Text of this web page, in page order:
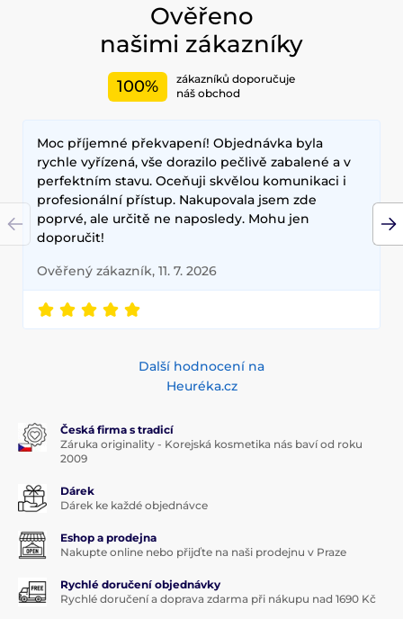
opalovacími krémy. Doporučujeme také vyzkoušet péči o
vlasy, jako jsou šampony, kondicionery, masky, oleje a další.
Nesmíme zapomenout také na dekorativní kosmetiku pro
Mezi nejčastěji používané ingredience patří šnečí extrakt,
elasticitu. Hlavními benefity korejské kosmetiky jsou
dlouhodobé výsledky, přírodní složení a inovativní
technologie, které zajišťují zdravou a zářivou pleť.
Ověřeno
našimi zákazníky
100%
zákazníků doporučuje
náš obchod
Moc příjemné překvapení! Objednávka byla
rychle vyřízená, vše dorazilo pečlivě zabalené a v
perfektním stavu. Oceňuji skvělou komunikaci i
profesionální přístup. Nakupovala jsem zde
poprvé, ale určitě ne naposledy. Mohu jen
doporučit!
Ověřený zákazník, 11. 7. 2026
Další hodnocení na
Heuréka.cz
Česká firma s tradicí
Záruka originality - Korejská kosmetika nás baví od roku
2009
Dárek
Dárek ke každé objednávce
Eshop a prodejna
Nakupte online nebo přijďte na naši prodejnu v Praze
Rychlé doručení objednávky
Rychlé doručení a doprava zdarma při nákupu nad 1690 Kč